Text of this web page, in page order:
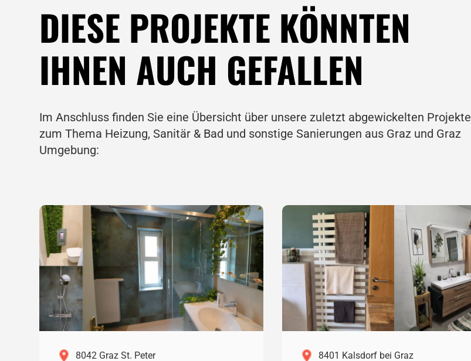
DIESE PROJEKTE KÖNNTEN
IHNEN AUCH GEFALLEN
Im Anschluss finden Sie eine Übersicht über unsere zuletzt abgewickelten Projekte
zum Thema Heizung, Sanitär & Bad und sonstige Sanierungen aus Graz und Graz
Umgebung:
8042 Graz St. Peter 8401 Kalsdorf bei Graz